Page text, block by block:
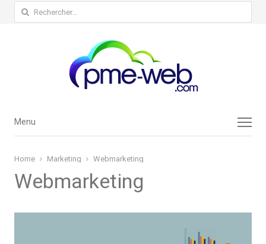
Rechercher :
Menu
Menu
Home Marketing Webmarketing
Webmarketing